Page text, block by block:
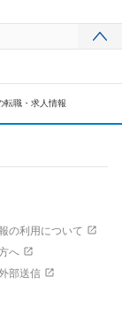
転職・求人情報
の利用について
へ
部送信